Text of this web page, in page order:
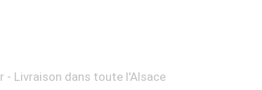
- Livraison dans toute l'Alsace